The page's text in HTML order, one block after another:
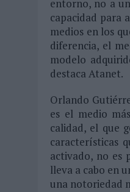
entorno, no a
capacidad para
medios en los
diferencia, el
modelo
destaca Atanet.
Orlando
es el medio
calidad, el que
características
activado, no es
lleva a cabo en
una notoriedad